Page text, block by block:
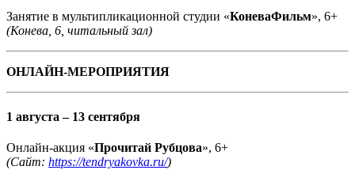
Занятие в мультипликационной студии «КоневаФильм», 6+
(Конева, 6, читальный зал)
ОНЛАЙН-МЕРОПРИЯТИЯ
1 августа – 13 сентября
Онлайн-акция «Прочитай Рубцова», 6+
(Сайт: https://tendryakovka.ru/)